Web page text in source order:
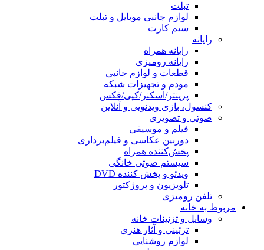
تبلت
لوازم جانبی موبایل و تبلت
سیم کارت
رایانه
رایانه همراه
رایانه رومیزی
قطعات و لوازم جانبی
مودم و تجهیزات شبکه
پرینتر/اسکنر/کپی/فکس
کنسول، بازی‌ ویدئویی و آنلاین
صوتی و تصویری
فیلم و موسیقی
دوربین عکاسی و فیلم‌برداری
پخش‌کننده همراه
سیستم صوتی خانگی
ویدئو و پخش کننده DVD
تلویزیون و پروژکتور
تلفن رومیزی
مربوط به خانه
وسایل و تزئینات خانه
تزئینی و آثار هنری
لوازم روشنایی